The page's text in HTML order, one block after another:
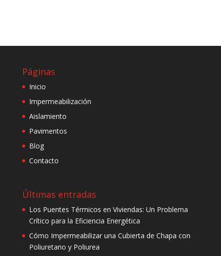
Páginas
Inicio
Impermeabilización
Aislamiento
Pavimentos
Blog
Contacto
Últimas entradas
Los Puentes Térmicos en Viviendas: Un Problema
Crítico para la Eficiencia Energética
Cómo Impermeabilizar una Cubierta de Chapa con
Poliuretano y Poliurea